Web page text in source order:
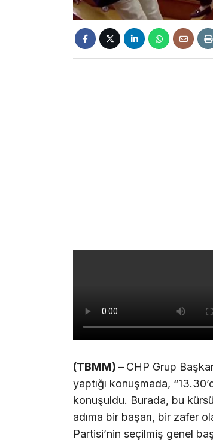
(TBMM) – CHP Grup
yaptığı konuşmada,
konuşuldu. Burada, bu
adıma bir başarı, bir zafer
Partisi’nin seçilmiş genel